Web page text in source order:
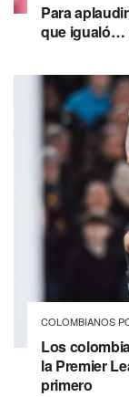
Para
que igualó…
COLOMBIANOS
Los
la Premier
primero